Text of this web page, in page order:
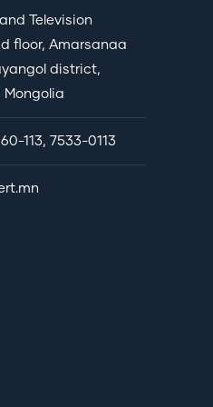
Television
floor, Amarsanaa
district,
Mongolia
113, 7533-0113